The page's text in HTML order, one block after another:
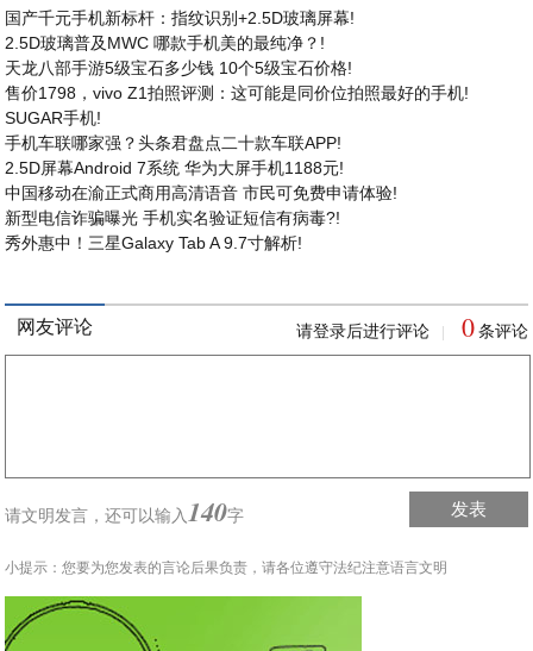
国产千元手机新标杆：指纹识别+2.5D玻璃屏幕!
2.5D玻璃普及MWC 哪款手机美的最纯净？!
天龙八部手游5级宝石多少钱 10个5级宝石价格!
售价1798，vivo Z1拍照评测：这可能是同价位拍照最好的手机!
SUGAR手机!
手机车联哪家强？头条君盘点二十款车联APP!
2.5D屏幕Android 7系统 华为大屏手机1188元!
中国移动在渝正式商用高清语音 市民可免费申请体验!
新型电信诈骗曝光 手机实名验证短信有病毒?!
秀外惠中！三星Galaxy Tab A 9.7寸解析!
网友评论 请登录后进行评论 0 条评论
请文明发言，还可以输入 140字 发表
小提示：您要为您发表的言论后果负责，请各位遵守法纪注意语言文明